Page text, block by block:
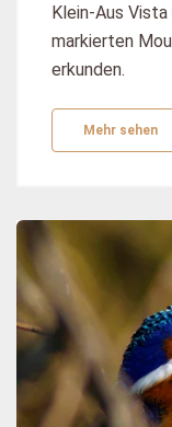
Klein-Aus
markierten
erkunden.
Mehr sehen